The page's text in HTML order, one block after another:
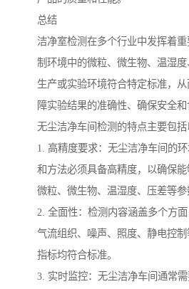
总结
洁净室检测在多个行业中发挥着
制环境中的微粒、微生物、温湿
生产或实验环境符合特定标准，
障实验结果的准确性、确保安全和
无尘洁净车间检测的特点主要包括
1. 高精度要求：无尘洁净车间的
和方法必须具备高精度，以确保
微粒、微生物、温湿度、压差等参
2. 全面性：检测内容涵盖多个方面
气流组织、噪声、照度、静电控
指标均符合标准。
3. 实时监控：无尘洁净车间通常